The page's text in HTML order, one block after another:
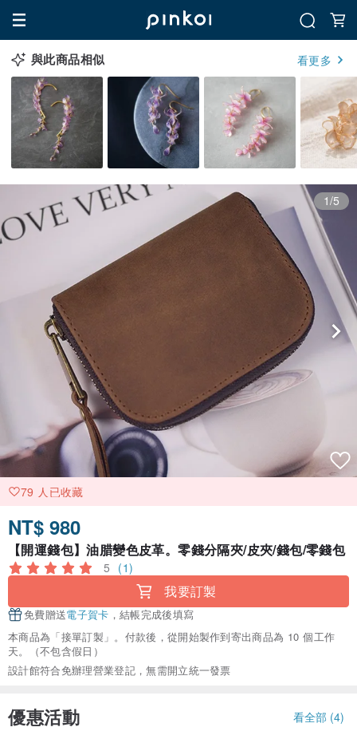
與此商品相似 看更多
1/5
79 人已收藏
NT$ 980
【開運錢包】油腊變色皮革。零錢分隔夾/皮夾/錢包/零錢包
5 (1)
我要訂製
免費贈送電子賀卡 ，結帳完成後填寫
本商品為「接單訂製」。付款後，從開始製作到寄出商品為 10 個工作
天。（不包含假日）
設計館符合免辦理營業登記，無需開立統一發票
優惠活動 看全部 (4)